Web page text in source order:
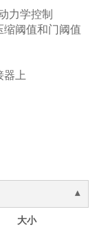
力学控制
缩阈值和门阈值
器上
大小